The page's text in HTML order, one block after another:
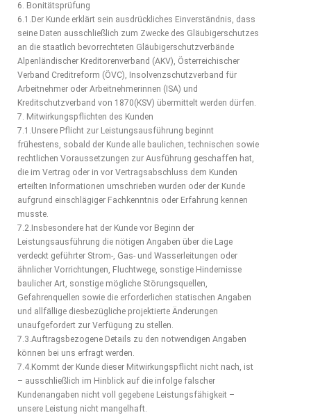
6. Bonitätsprüfung
6.1.Der Kunde erklärt sein ausdrückliches Einverständnis, dass
seine Daten ausschließlich zum Zwecke des Gläubigerschutzes
an die staatlich bevorrechteten Gläubigerschutzverbände
Alpenländischer Kreditorenverband (AKV), Österreichischer
Verband Creditreform (ÖVC), Insolvenzschutzverband für
Arbeitnehmer oder Arbeitnehmerinnen (ISA) und
Kreditschutzverband von 1870(KSV) übermittelt werden dürfen.
7. Mitwirkungspflichten des Kunden
7.1.Unsere Pflicht zur Leistungsausführung beginnt
frühestens, sobald der Kunde alle baulichen, technischen sowie
rechtlichen Voraussetzungen zur Ausführung geschaffen hat,
die im Vertrag oder in vor Vertragsabschluss dem Kunden
erteilten Informationen umschrieben wurden oder der Kunde
aufgrund einschlägiger Fachkenntnis oder Erfahrung kennen
musste.
7.2.Insbesondere hat der Kunde vor Beginn der
Leistungsausführung die nötigen Angaben über die Lage
verdeckt geführter Strom-, Gas- und Wasserleitungen oder
ähnlicher Vorrichtungen, Fluchtwege, sonstige Hindernisse
baulicher Art, sonstige mögliche Störungsquellen,
Gefahrenquellen sowie die erforderlichen statischen Angaben
und allfällige diesbezügliche projektierte Änderungen
unaufgefordert zur Verfügung zu stellen.
7.3.Auftragsbezogene Details zu den notwendigen Angaben
können bei uns erfragt werden.
7.4.Kommt der Kunde dieser Mitwirkungspflicht nicht nach, ist
– ausschließlich im Hinblick auf die infolge falscher
Kundenangaben nicht voll gegebene Leistungsfähigkeit –
unsere Leistung nicht mangelhaft.